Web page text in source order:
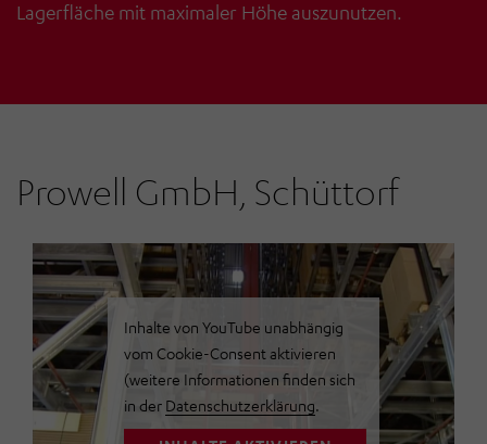
Lagerfläche mit maximaler Höhe auszunutzen.
Prowell GmbH, Schüttorf
Inhalte von YouTube unabhängig
vom Cookie-Consent aktivieren
(weitere Informationen finden sich
in der Datenschutzerklärung.